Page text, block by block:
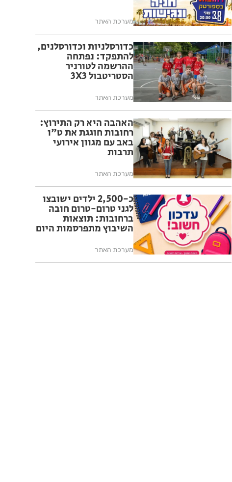
מערכת האתר
כדורסלניות וכדורסלנים,
להתפקד: נפתחה
ההרשמה לטורניר
הסטריטבול 3X3
מערכת האתר
האהבה היא רק התירוץ:
רחובות חוגגת את ט"ו
באב עם מגוון אירועי
תרבות
מערכת האתר
כ-2,500 ילדים ישובצו
לגני טרום-טרום חובה
ברחובות: תוצאות
השיבוץ מתפרסמות היום
מערכת האתר